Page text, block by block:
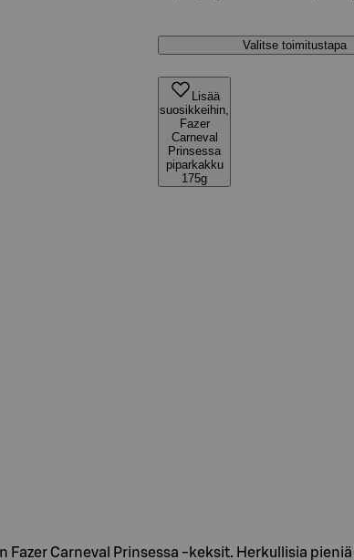
Valitse toimitustapa
Lisää
suosikkeihin,
Fazer
Carneval
Prinsessa
piparkakku
175g
Fazer Carneval Prinsessa -keksit. Herkullisia